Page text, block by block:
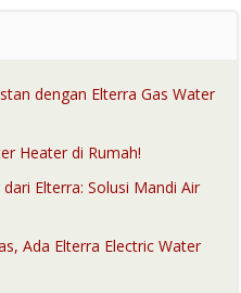
dengan Elterra Gas Water
Heater di Rumah!
Elterra: Solusi Mandi Air
Ada Elterra Electric Water